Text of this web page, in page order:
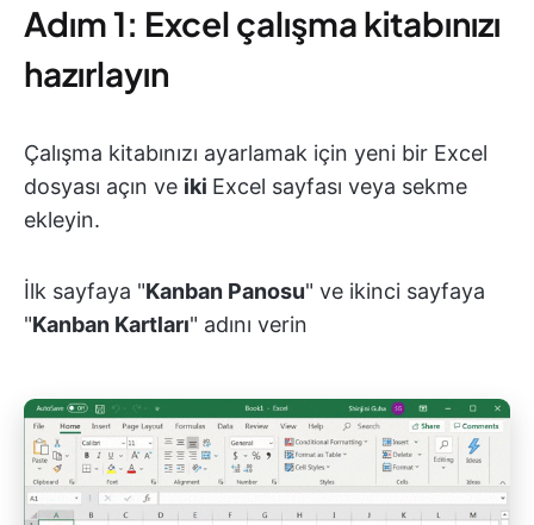
Adım 1: Excel çalışma kitabınızı
hazırlayın
Çalışma kitabınızı ayarlamak için yeni bir Excel
dosyası açın ve iki Excel sayfası veya sekme
ekleyin.
İlk sayfaya "Kanban Panosu" ve ikinci sayfaya
"Kanban Kartları" adını verin